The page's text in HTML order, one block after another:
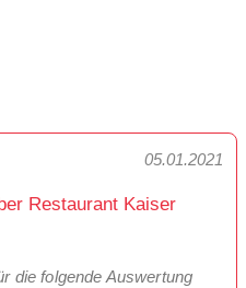
05.01.2021
Restaurant Kaiser
die folgende Auswertung